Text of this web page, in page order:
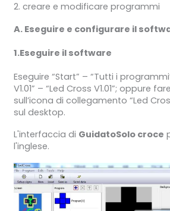
2. creare e modificare programmi
A. Eseguire e configurare il
1.Eseguire il software
Eseguire “Start” – “Tutti i
V1.01” – “Led Cross V1.01”; oppure
sull’icona di collegamento “Led
sul desktop.
L'interfaccia di GuidatoSolo croce
l'inglese.